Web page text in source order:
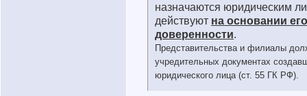
назначаются юридическим
действуют на основании его
доверенности.
Представительства и филиалы
учредительных документах
юридического лица (ст. 55 ГК РФ).